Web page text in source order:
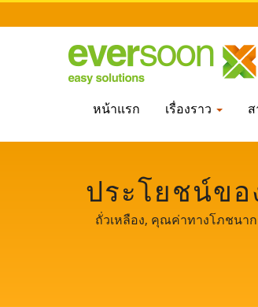
หน้าแรก เรื่องราว
ประโยชน์ข
เหลืองมืออ
ถั่วเหลือง, คุณค่าทางโภชนา
เลือกเนื้อ, เนื้อสัตว์มังสวิรัติ,
รักษาความปลอดภัยด้านอาหา